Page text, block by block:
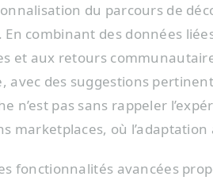
du parcours de
En combinant des données
et aux retours
avec des suggestions
n’est pas sans rappeler
marketplaces, où l’adaptation
fonctionnalités avancées